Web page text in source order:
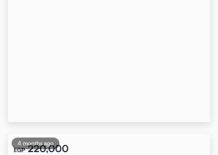
4 months ago
EGP 220,000